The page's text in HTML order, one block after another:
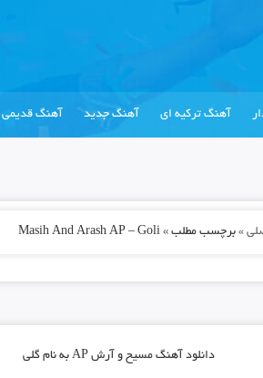
آهنگ ترکیه ای آهنگ جدید آهنگ قدیمی
» برچسب مطلب » Masih And Arash AP – Goli
دانلود آهنگ مسیح و آرش AP به نام گلی